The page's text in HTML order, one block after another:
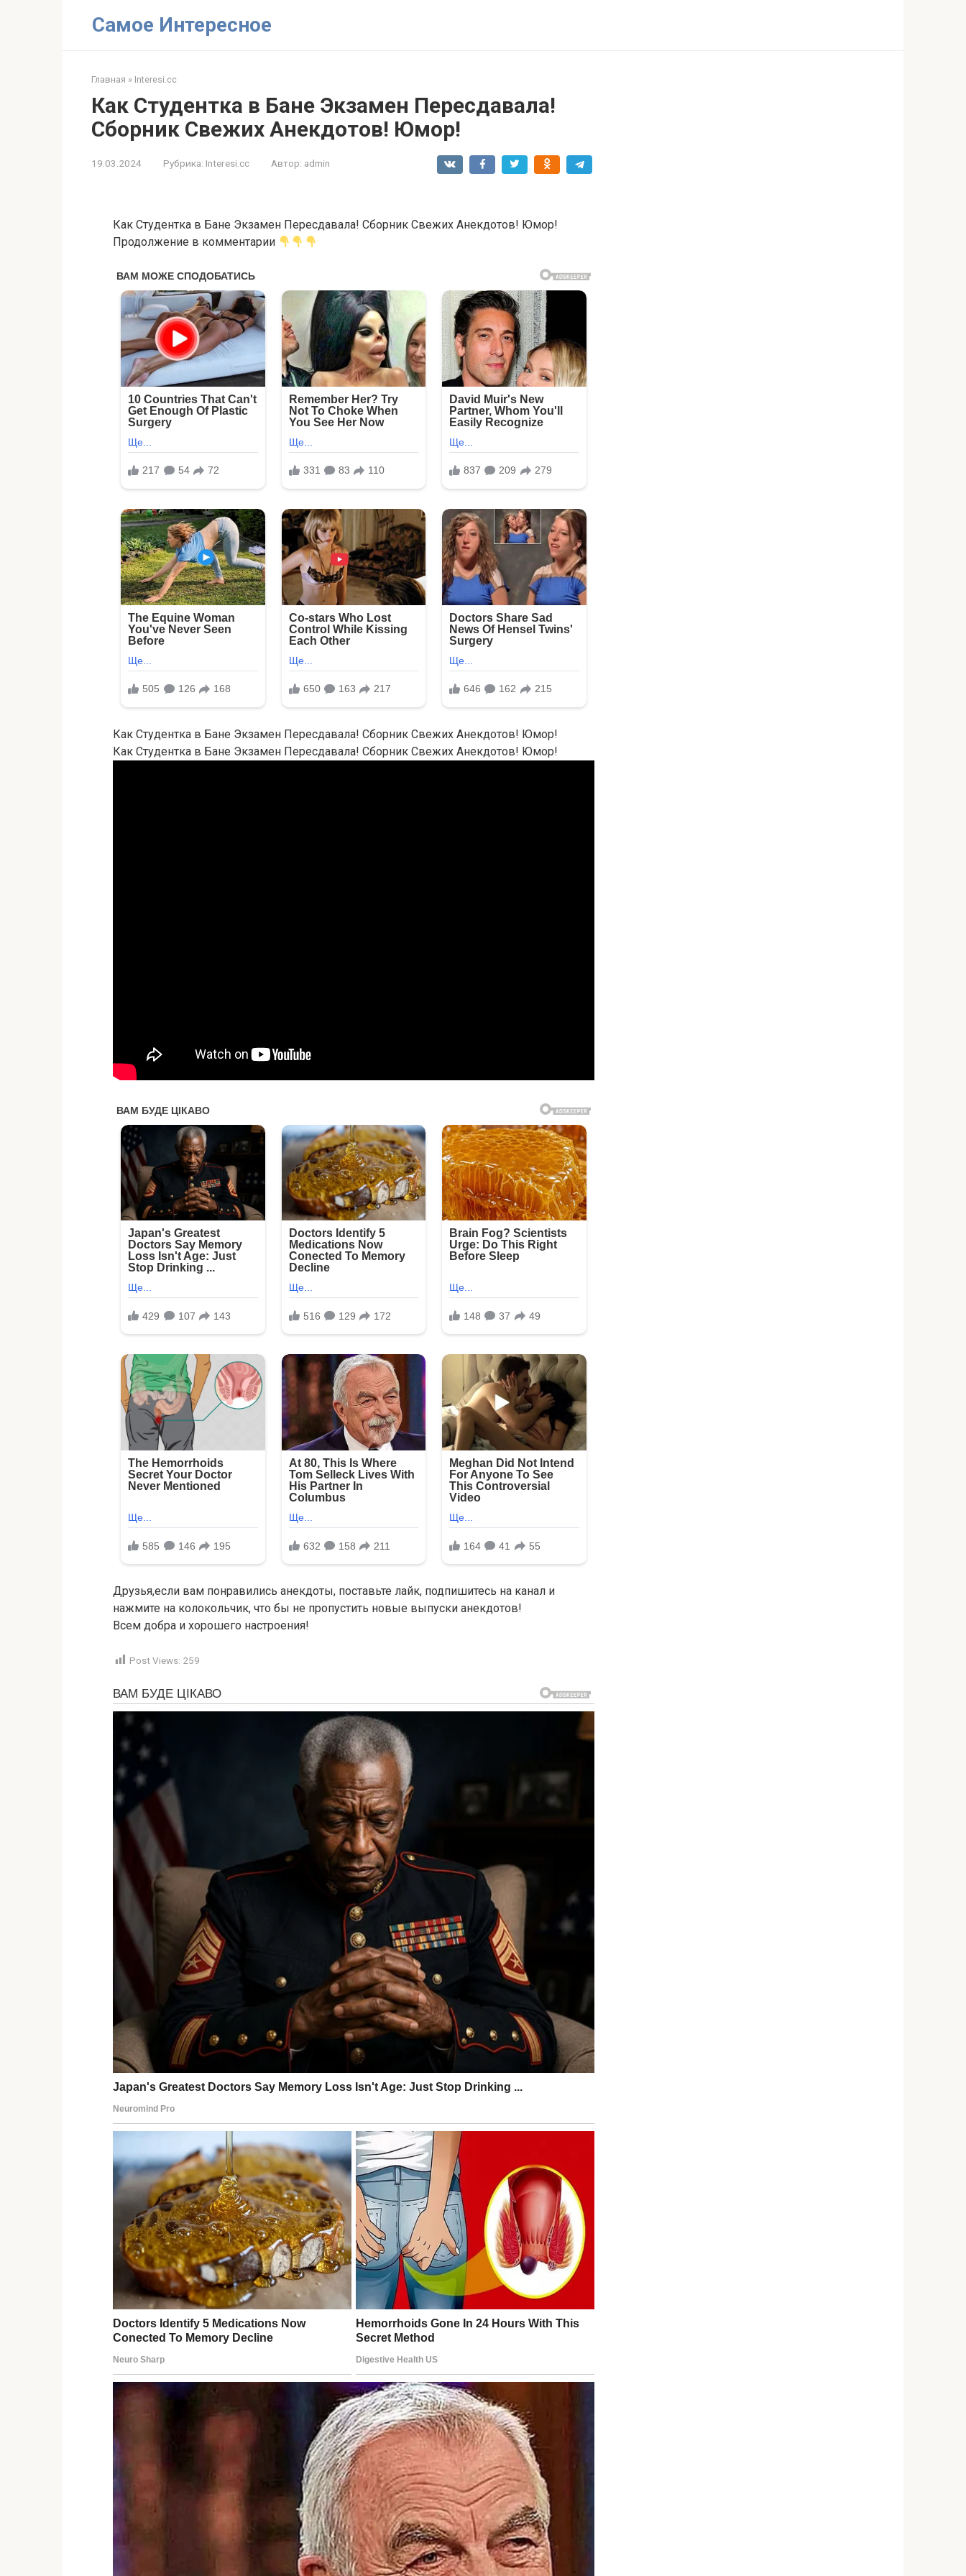
Самое Интересное
Главная » Interesi.cc
Как Студентка в Бане Экзамен Пересдавала!
Сборник Свежих Анекдотов! Юмор!
19.03.2024 Рубрика: Interesi.cc Автор: admin
Как Студентка в Бане Экзамен Пересдавала! Сборник Свежих Анекдотов! Юмор!
Продолжение в комментарии
Как Студентка в Бане Экзамен Пересдавала! Сборник Свежих Анекдотов! Юмор!
Как Студентка в Бане Экзамен Пересдавала! Сборник Свежих Анекдотов! Юмор!
Друзья,если вам понравились анекдоты, поставьте лайк, подпишитесь на канал и
нажмите на колокольчик, что бы не пропустить новые выпуски анекдотов!
Всем добра и хорошего настроения!
Post Views: 259